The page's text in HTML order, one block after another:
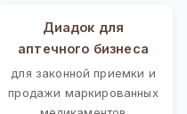
Диадок для
аптечного бизнеса
для законной приемки и
продажи маркированных